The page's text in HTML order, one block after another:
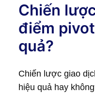
Chiến
điểm
quả?
Chiến lược giao
hiệu quả hay